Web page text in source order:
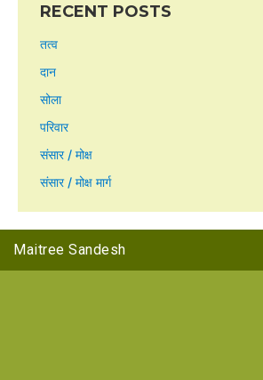
RECENT POSTS
तत्व
दान
सोला
परिवार
संसार / मोक्ष
संसार / मोक्ष मार्ग
Maitree Sandesh